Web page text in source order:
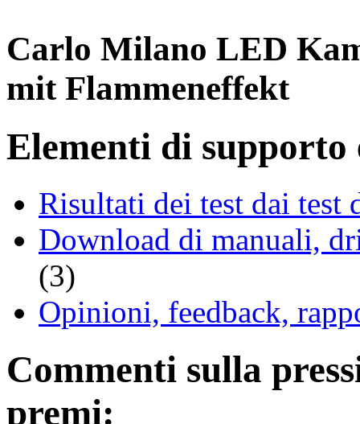
Carlo Milano LED
mit Flammeneffekt
Elementi di supporto
Risultati dei test dai
Download di manuali,
(3)
Opinioni, feedback,
Commenti sulla
premi: